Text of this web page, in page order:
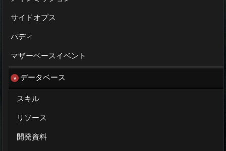
サイドオプス
バディ
マザーベースイベント
データベース
スキル
リソース
開発資料